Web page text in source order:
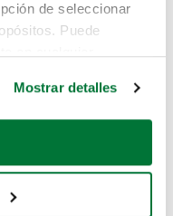
de seleccionar
Puede
ubicación geográfica
activamente
Mostrar detalles
que estás